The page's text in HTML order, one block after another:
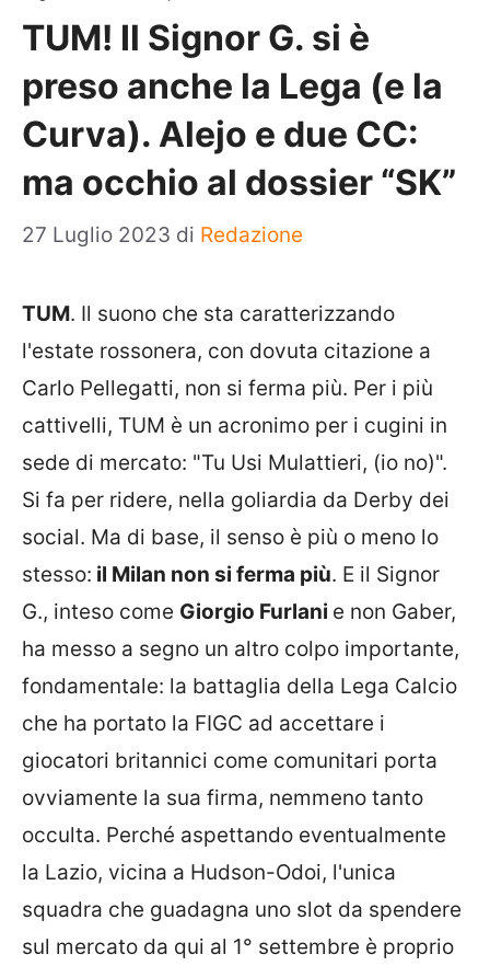
TUM! Il Signor G. si è
preso anche la Lega (e la
Curva). Alejo e due CC:
ma occhio al dossier “SK”
27 Luglio 2023 di Redazione
TUM. Il suono che sta caratterizzando
l'estate rossonera, con dovuta citazione a
Carlo Pellegatti, non si ferma più. Per i più
cattivelli, TUM è un acronimo per i cugini in
sede di mercato: "Tu Usi Mulattieri, (io no)".
Si fa per ridere, nella goliardia da Derby dei
social. Ma di base, il senso è più o meno lo
stesso: il Milan non si ferma più. E il Signor
G., inteso come Giorgio Furlani e non Gaber,
ha messo a segno un altro colpo importante,
fondamentale: la battaglia della Lega Calcio
che ha portato la FIGC ad accettare i
giocatori britannici come comunitari porta
ovviamente la sua firma, nemmeno tanto
occulta. Perché aspettando eventualmente
la Lazio, vicina a Hudson-Odoi, l'unica
squadra che guadagna uno slot da spendere
sul mercato da qui al 1° settembre è proprio